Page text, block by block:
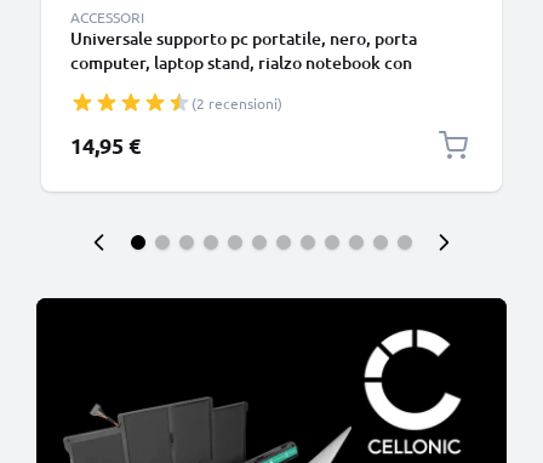
ACCESSORI
Universale supporto pc portatile, nero, porta
computer, laptop stand, rialzo notebook con
più comoda – per portatile da 13” ai 17,3 pollici
(2 recensioni)
14,95 €